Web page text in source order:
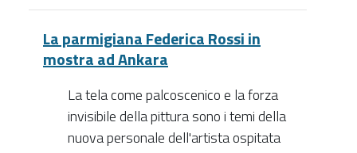
La parmigiana Federica Rossi in
mostra ad Ankara
La tela come palcoscenico e la forza
invisibile della pittura sono i temi della
nuova personale dell'artista ospitata